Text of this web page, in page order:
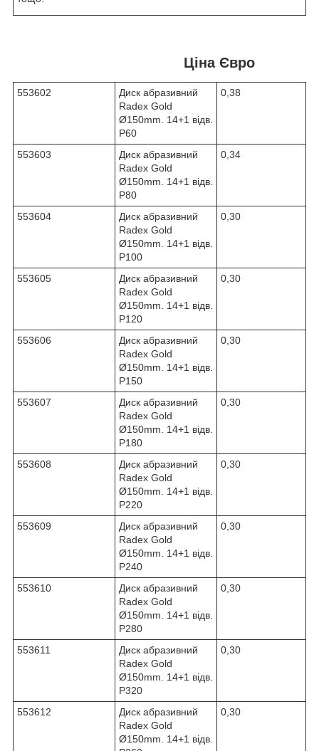
Ціна Євро
553602
Диск абразивний
Radex Gold
Ø150mm. 14+1 відв.
Р60
0,38
553603
Диск абразивний
Radex Gold
Ø150mm. 14+1 відв.
Р80
0,34
553604
Диск абразивний
Radex Gold
Ø150mm. 14+1 відв.
Р100
0,30
553605
Диск абразивний
Radex Gold
Ø150mm. 14+1 відв.
Р120
0,30
553606
Диск абразивний
Radex Gold
Ø150mm. 14+1 відв.
Р150
0,30
553607
Диск абразивний
Radex Gold
Ø150mm. 14+1 відв.
Р180
0,30
553608
Диск абразивний
Radex Gold
Ø150mm. 14+1 відв.
Р220
0,30
553609
Диск абразивний
Radex Gold
Ø150mm. 14+1 відв.
Р240
0,30
553610
Диск абразивний
Radex Gold
Ø150mm. 14+1 відв.
Р280
0,30
553611
Диск абразивний
Radex Gold
Ø150mm. 14+1 відв.
Р320
0,30
553612
Диск абразивний
Radex Gold
Ø150mm. 14+1 відв.
0,30